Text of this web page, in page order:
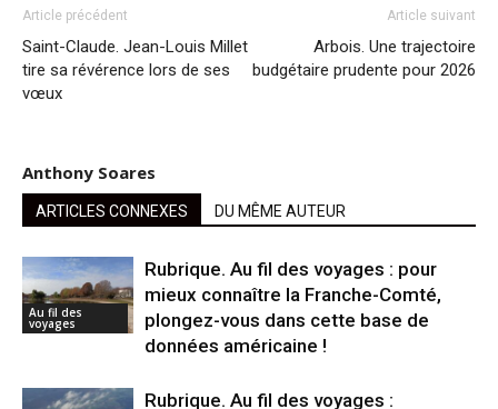
Article précédent
Saint-Claude. Jean-Louis Millet
tire sa révérence lors de ses
vœux
Article suivant
Arbois. Une trajectoire
budgétaire prudente pour 2026
Anthony Soares
ARTICLES CONNEXES DU MÊME AUTEUR
Au fil des
voyages
Rubrique. Au fil des voyages : pour
mieux connaître la Franche-Comté,
plongez-vous dans cette base de
données américaine !
Rubrique. Au fil des voyages :